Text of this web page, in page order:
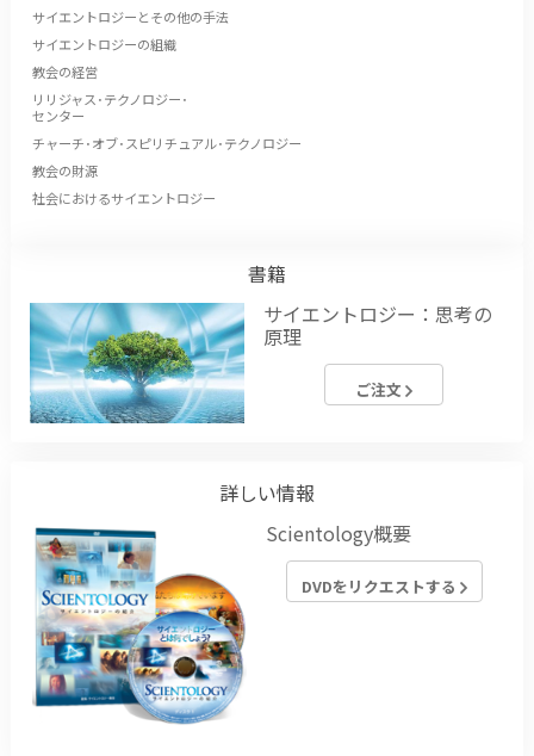
サイエントロジーとその他の手法
サイエントロジーの組織
教会の経営
リリジャス･テクノロジー･
センター
チャーチ･オブ･スピリチュアル･テクノロジー
教会の財源
社会におけるサイエントロジー
書籍
サイエントロジー：思考の
原理
ご注文
詳しい情報
Scientology概要
DVDをリクエストする